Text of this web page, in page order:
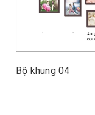
Bộ khung 04